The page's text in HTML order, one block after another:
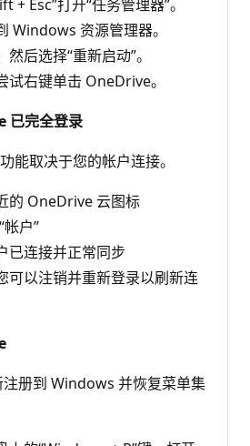
+ Esc”打开“任务管理器”。
Windows 资源管理器。
后选择“重新启动”。
试右键单击 OneDrive。
已完全登录
能取决于您的帐户连接。
的 OneDrive 云图标
帐户”
已连接并正常同步
可以注销并重新登录以刷新连
册到 Windows 并恢复菜单集